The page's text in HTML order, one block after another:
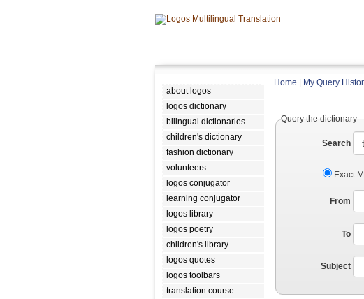
about logos
logos dictionary
bilingual dictionaries
children's dictionary
fashion dictionary
volunteers
logos conjugator
learning conjugator
logos library
logos poetry
children's library
logos quotes
logos toolbars
translation course
Home My Query
Query the dictionary
Search
Exact
From
To
Subject